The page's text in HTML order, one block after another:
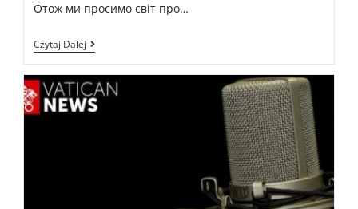
Отож ми просимо світ про…
Czytaj Dalej